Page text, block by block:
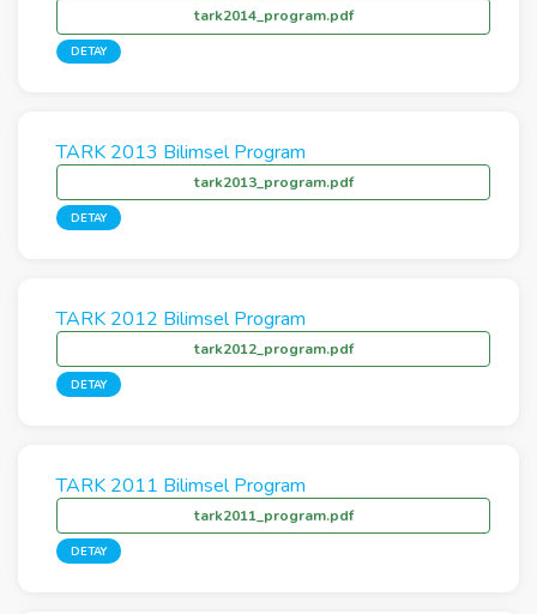
tark2014_program.pdf
DETAY
TARK 2013 Bilimsel Program
tark2013_program.pdf
DETAY
TARK 2012 Bilimsel Program
tark2012_program.pdf
DETAY
TARK 2011 Bilimsel Program
tark2011_program.pdf
DETAY